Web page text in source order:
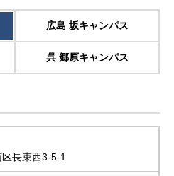
広島 坂キャンパス
呉 郷原キャンパス
長束西3-5-1